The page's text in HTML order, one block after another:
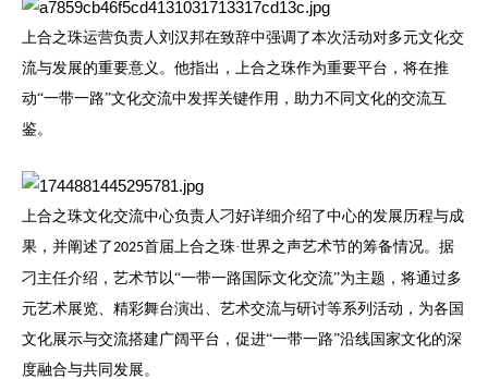
上合之珠运营负责人刘汉邦在致辞中强调了本次活动对多元文化交
流与发展的重要意义。他指出，上合之珠作为重要平台，将在推
动“一带一路”文化交流中发挥关键作用，助力不同文化的交流互
鉴。
上合之珠文化交流中心负责人刁好详细介绍了中心的发展历程与成
果，并阐述了2025首届上合之珠·世界之声艺术节的筹备情况。据
刁主任介绍，艺术节以“一带一路国际文化交流”为主题，将通过多
元艺术展览、精彩舞台演出、艺术交流与研讨等系列活动，为各国
文化展示与交流搭建广阔平台，促进“一带一路”沿线国家文化的深
度融合与共同发展。